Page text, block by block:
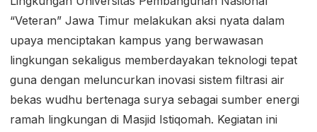
“Veteran” Jawa Timur melakukan aksi nyata dalam
upaya menciptakan kampus yang berwawasan
lingkungan sekaligus memberdayakan teknologi tepat
guna dengan meluncurkan inovasi sistem filtrasi air
bekas wudhu bertenaga surya sebagai sumber energi
ramah lingkungan di Masjid Istiqomah. Kegiatan ini